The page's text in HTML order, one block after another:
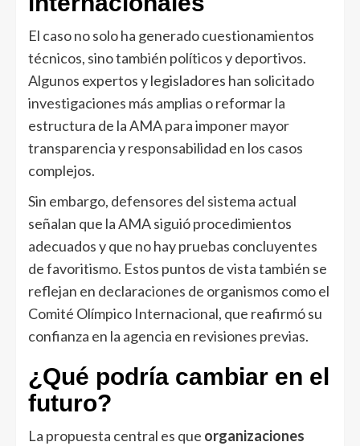
El caso no solo ha generado cuestionamientos
técnicos, sino también políticos y deportivos.
Algunos expertos y legisladores han solicitado
investigaciones más amplias o reformar la
estructura de la AMA para imponer mayor
transparencia y responsabilidad en los casos
complejos.
Sin embargo, defensores del sistema actual
señalan que la AMA siguió procedimientos
adecuados y que no hay pruebas concluyentes
de favoritismo. Estos puntos de vista también se
reflejan en declaraciones de organismos como el
Comité Olímpico Internacional, que reafirmó su
confianza en la agencia en revisiones previas.
¿Qué podría cambiar en el
futuro?
La propuesta central es que organizaciones